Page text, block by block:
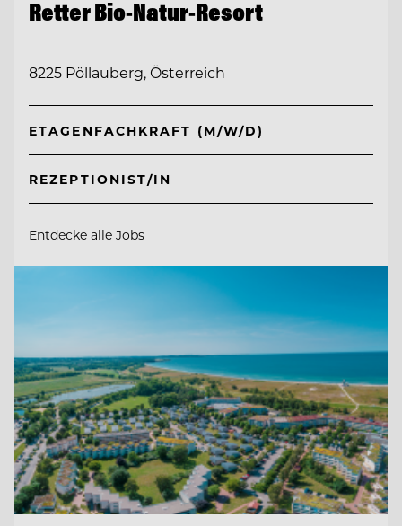
Retter Bio-Natur-Resort
8225 Pöllauberg, Österreich
ETAGENFACHKRAFT (M/W/D)
REZEPTIONIST/IN
Entdecke alle Jobs